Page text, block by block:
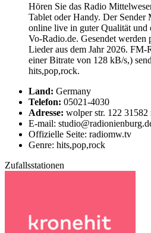
Hören Sie das Radio
Tablet oder Handy. Der Sender
online live in guter Qualität und
Vo-Radio.de. Gesendet werden
Lieder aus dem Jahr 2026.
einer Bitrate von 128 kB/s,)
hits,pop,rock.
Land: Germany
Telefon: 05021-4030
Adresse: wolper str. 122 31582
E-mail:
Offizielle Seite: radiomw.tv
Genre: hits,pop,rock
Zufallsstationen